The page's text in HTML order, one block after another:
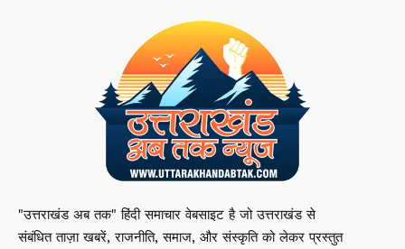
"उत्तराखंड अब तक" हिंदी समाचार वेबसाइट है जो उत्तराखंड से
संबंधित ताज़ा खबरें, राजनीति, समाज, और संस्कृति को लेकर प्रस्तुत